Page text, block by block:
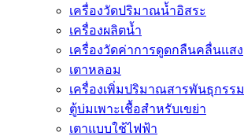
เครื่องวัดปริมาณน้ำอิสระ
เครื่องผลิตน้ำ
เครื่องวัดค่าการดูดกลืนคลื่นแสง
เตาหลอม
เครื่องเพิ่มปริมาณสารพันธุกรรม
ตู้บ่มเพาะเชื้อสำหรับเขย่า
เตาแบบใช้ไฟฟ้า